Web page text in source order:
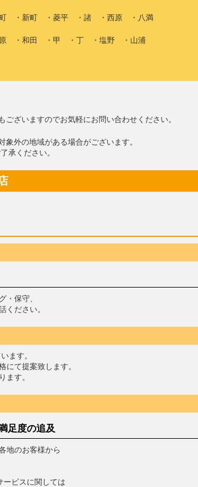
・新町 ・菱平 ・諸 ・西原 ・八満
・和田 ・甲 ・丁 ・塩野 ・山浦
ざいますのでお気軽にお問い合わせください。
象外の地域がある場合がございます。
承ください。
・保守、
ください。
ます。
て提案致します。
ます。
足度の追及
地のお客様から
ービスに関しては